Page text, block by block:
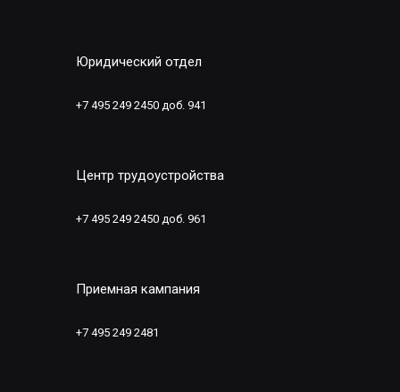
Юридический отдел
+7 495 249 2450 доб. 941
Центр трудоустройства
+7 495 249 2450 доб. 961
Приемная кампания
+7 495 249 2481